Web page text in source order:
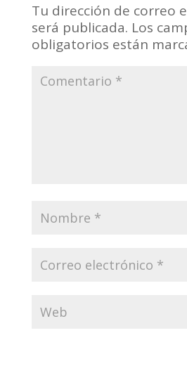
Tu dirección de correo
será publicada. Los
obligatorios están